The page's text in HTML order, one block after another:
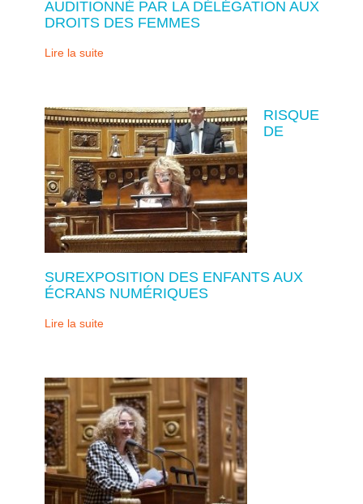
AUDITIONNÉ PAR LA DÉLÉGATION AUX
DROITS DES FEMMES
Lire la suite
RISQUE
DE
SUREXPOSITION DES ENFANTS AUX
ÉCRANS NUMÉRIQUES
Lire la suite